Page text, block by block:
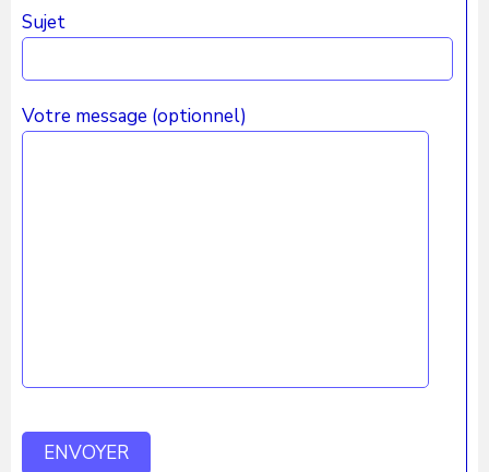
Sujet
Votre message (optionnel)